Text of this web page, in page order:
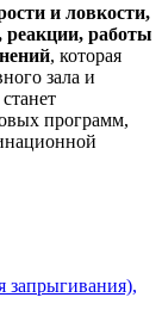
и ловкости,
реакции, работы
, которая
зала и
станет
программ,